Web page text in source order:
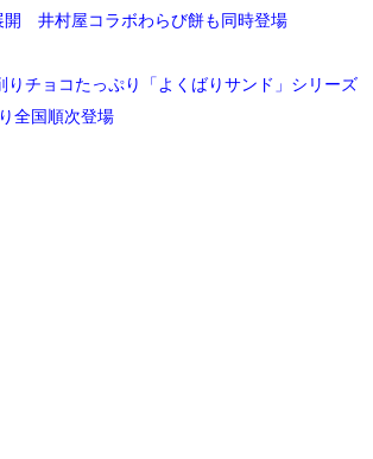
開 井村屋コラボわらび餅も同時登場
りチョコたっぷり「よくばりサンド」シリーズ
全国順次登場